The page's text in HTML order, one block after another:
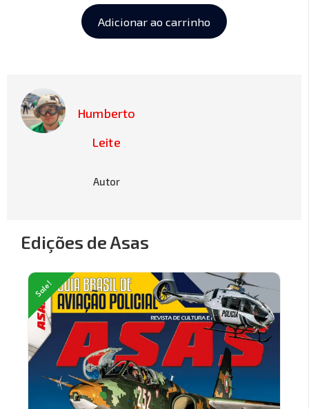
Adicionar ao carrinho
Humberto
Leite
Autor
Edições de Asas
Sale!